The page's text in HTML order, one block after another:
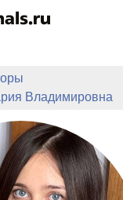
содержанию
АВТОРЫ
ПОДАТЬ РУКОПИСЬ
БАЗА ЗНАНИЙ
КЛЮЧЕВЫЕ СЛОВА
Владимировна